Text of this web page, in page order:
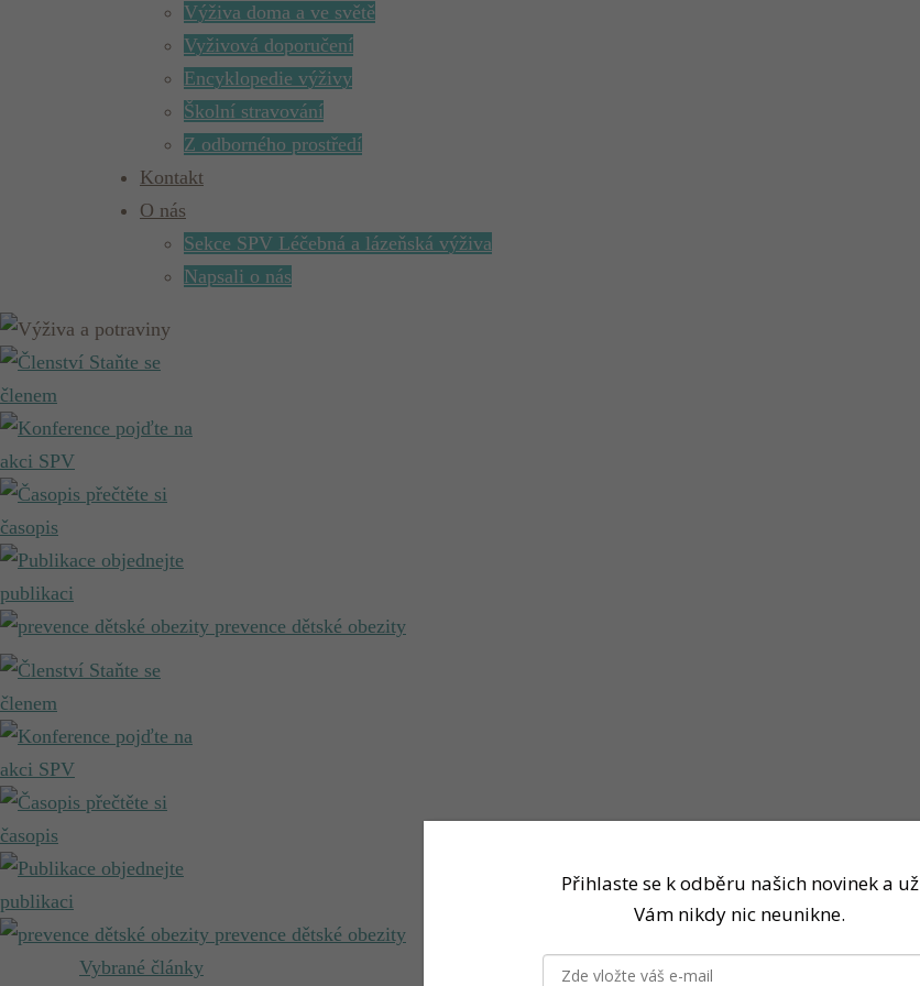
Výživa doma a ve světě
Vyživová doporučení
Encyklopedie výživy
Školní stravování
Z odborného prostředí
Kontakt
O nás
Sekce SPV Léčebná a lázeňská výživa
Napsali o nás
Staňte se
členem
pojďte na
akci SPV
přečtěte si
časopis
objednejte
publikaci
prevence dětské obezity
Staňte se
členem
pojďte na
akci SPV
přečtěte si
časopis
objednejte
publikaci
prevence dětské obezity
Vybrané články
Přihlaste se k odběru našich novinek a už
Vám nikdy nic neunikne.